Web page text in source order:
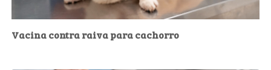
Vacina contra raiva para cachorro